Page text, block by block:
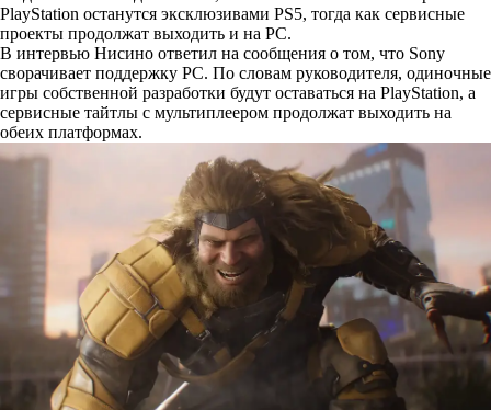
PlayStation останутся эксклюзивами PS5, тогда как сервисные
проекты продолжат выходить и на PC.
В интервью Нисино ответил на сообщения о том, что Sony
сворачивает поддержку PC. По словам руководителя, одиночные
игры собственной разработки будут оставаться на PlayStation, а
сервисные тайтлы с мультиплеером продолжат выходить на
обеих платформах.